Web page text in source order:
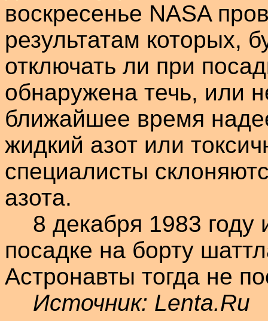
воскресенье NASA
результатам которых,
отключать ли при
обнаружена течь, или
ближайшее время
жидкий азот или
специалисты
азота.
8 декабря 1983 году
посадке на борту
Астронавты тогда не
Источник: Lenta.Ru